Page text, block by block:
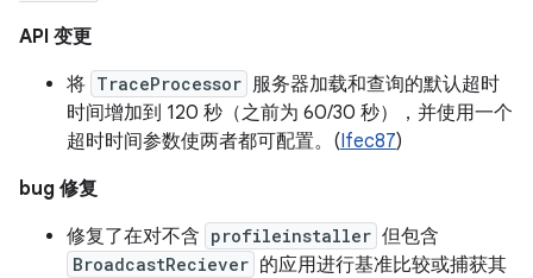
API 变更
将 TraceProcessor 服务器加载和查询的默认超时
时间增加到 120 秒（之前为 60/30 秒），并使用一个
超时时间参数使两者都可配置。(Ifec87)
bug 修复
修复了在对不含 profileinstaller 但包含
BroadcastReciever 的应用进行基准比较或捕获其